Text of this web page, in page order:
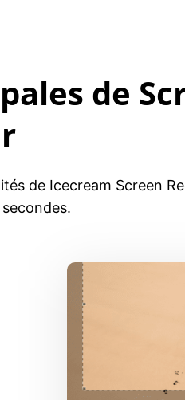
de
de Icecream Screen